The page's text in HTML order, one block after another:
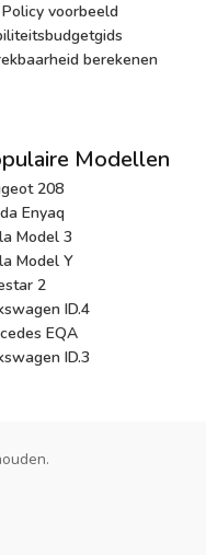
voorbeeld
berekenen
Modellen
208
Enyaq
Model 3
Model Y
2
ID.4
EQA
ID.3